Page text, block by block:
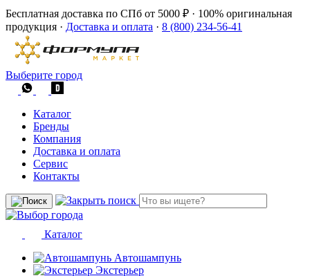
Бесплатная доставка по СПб от 5000 ₽ · 100% оригинальная
продукция · Доставка и оплата · 8 (800) 234-56-41
Выберите город
Каталог
Бренды
Компания
Доставка и оплата
Сервис
Контакты
Каталог
Автошампунь
Экстерьер